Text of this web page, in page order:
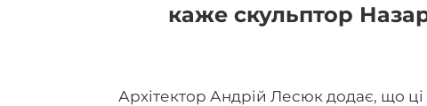
каже скульптор
Архітектор Андрій Лесюк додає, що ці